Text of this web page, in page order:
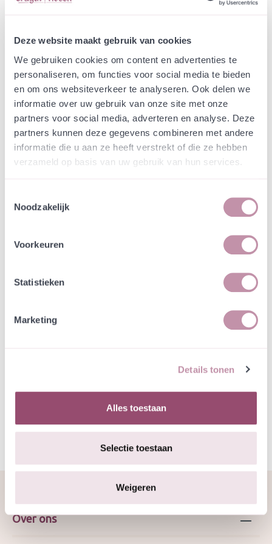
Deze website maakt gebruik van cookies
We gebruiken cookies om content en advertenties te
personaliseren, om functies voor social media te bieden
en om ons websiteverkeer te analyseren. Ook delen we
informatie over uw gebruik van onze site met onze
partners voor social media, adverteren en analyse. Deze
partners kunnen deze gegevens combineren met andere
informatie die u aan ze heeft verstrekt of die ze hebben
verzameld op basis van uw gebruik van hun services.
Noodzakelijk
Voorkeuren
Statistieken
Marketing
Details tonen
Alles toestaan
Selectie toestaan
Weigeren
gronden voor tuinen
Vlaanderen
In een zakje zitten genoeg zaden om
tientallen planten op te kweken.
incl. btw
- + 25 gram € 22,58
+
- + € 438,17
Bewaren
Natuurvriendelijke kwekerij
Specificatie
Over ons